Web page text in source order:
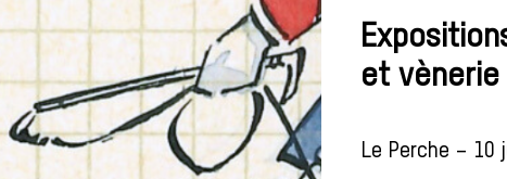
et
Le Perche – 10